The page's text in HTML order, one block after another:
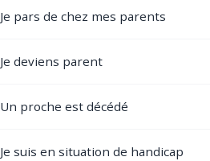
Je pars de chez mes parents
Je deviens parent
Un proche est décédé
Je suis en situation de handicap